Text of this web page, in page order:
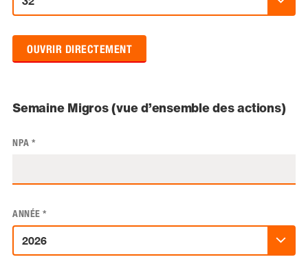
OUVRIR DIRECTEMENT
Semaine Migros (vue d’ensemble des actions)
NPA *
ANNÉE *